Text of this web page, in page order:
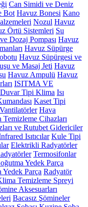
Can Simidi ve Deniz
Bot Havuz Bonesi Kano
Nozul Havuz
Örtü Sistemleri Su
Dozaj Pompası Havuz
Havuz Süpürge
Havuz Süpürgesi ve
ve Masaj Jeti Havuz
Havuz Ampulü Havuz
ISITMA VE
Duvar Tipi Klima Isı
Kaset Tipi
Vantilatörler Hava
Temizleme Cihazları
ve Rutubet Gidericiler
Isıtıcılar Kule Tipi
Elektrikli Radyatörler
Termosifonlar
Yedek Parça
Parça Radyatör
Temizleme Spreyi
Aksesuarları
Bacasız Şömineler